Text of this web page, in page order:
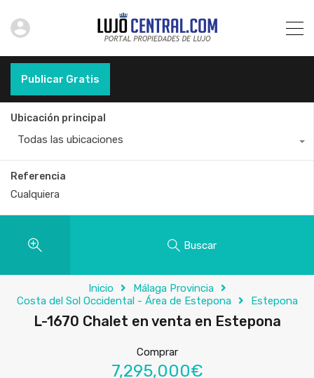
Publicar Gratis
Ubicación principal
Todas las ubicaciones
Referencia
Buscar
Inicio
Málaga Provincia
Costa del Sol Occidental - Área de Estepona
Estepona
L-1670 Chalet en venta en Estepona
Comprar
7,295,000€